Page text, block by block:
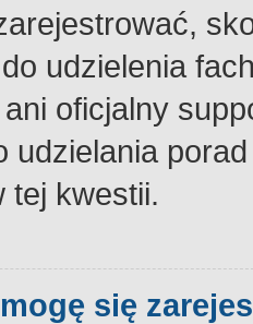
udzielenia
oficjalny
udzielania
tej kwestii.
się